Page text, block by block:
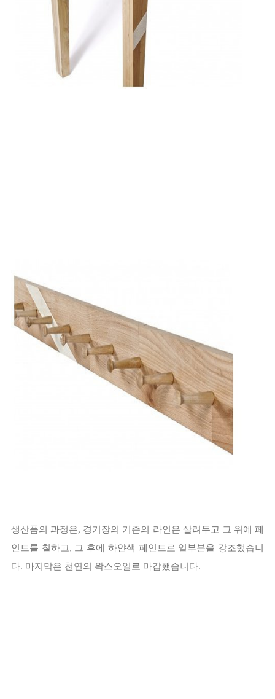
생산품의 과정은, 경기장의 기존의 라인은 살려두고 그 위에 페
인트를 칠하고, 그 후에 하얀색 페인트로 일부분을 강조했습니
다. 마지막은 천연의 왁스오일로 마감했습니다.